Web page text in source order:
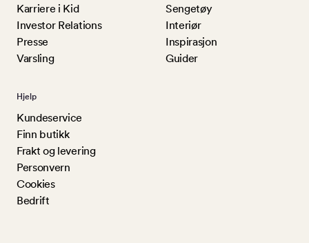
Karriere i Kid
Investor Relations
Presse
Varsling
Sengetøy
Interiør
Inspirasjon
Guider
Hjelp
Kundeservice
Finn butikk
Frakt og levering
Personvern
Cookies
Bedrift